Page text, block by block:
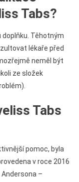
Tabs?
doplňku. Těhotným
lékaře před
neměl být
ze složek
Tabs
pomoc, byla
v roce 2016
–